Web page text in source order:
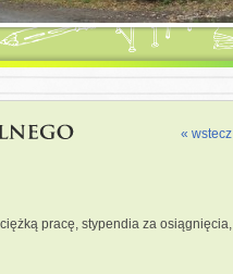
« wstecz
pracę, stypendia za osiągnięcia,